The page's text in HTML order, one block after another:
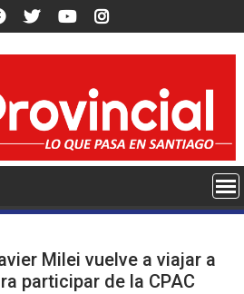
Milei vuelve a viajar a
participar de la CPAC